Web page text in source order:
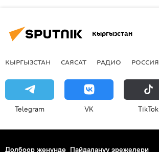
Кыргызстан
КЫРГЫЗСТАН САЯСАТ РАДИО РОССИЯ
Telegram VK ТikТоk
Долбоор жөнүндө Пайдалануу эрежелери